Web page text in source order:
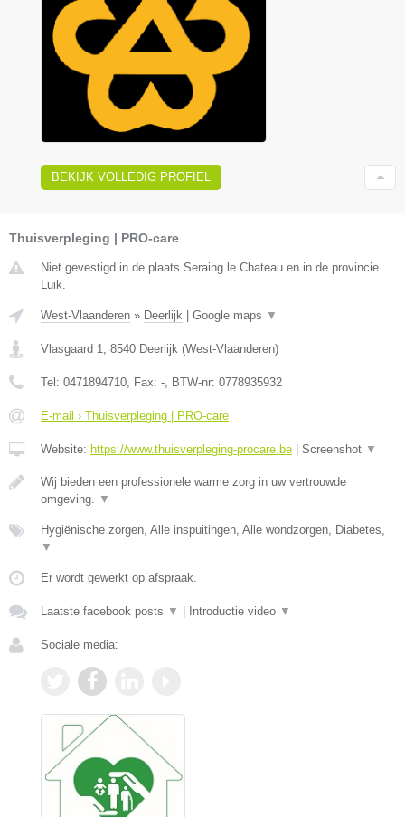
BEKIJK VOLLEDIG PROFIEL
Thuisverpleging | PRO-care
Niet gevestigd in de plaats Seraing le Chateau en in de provincie
Luik.
West-Vlaanderen » Deerlijk | Google maps ▼
Vlasgaard 1 8540 Deerlijk (West-Vlaanderen)
Tel: 0471894710 , Fax: - , BTW-nr: 0778935932
E-mail › Thuisverpleging | PRO-care
Website: https://www.thuisverpleging-procare.be | Screenshot ▼
Wij bieden een professionele warme zorg in uw vertrouwde
omgeving.
▼
Hygiënische zorgen, Alle inspuitingen, Alle wondzorgen, Diabetes,
▼
Er wordt gewerkt op afspraak.
Laatste facebook posts ▼ | Introductie video ▼
Sociale media: